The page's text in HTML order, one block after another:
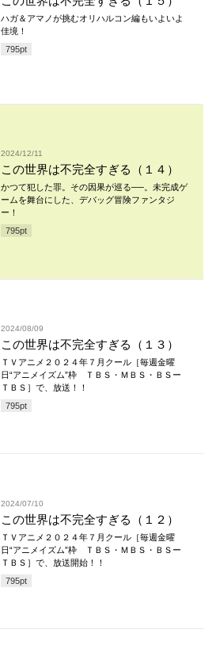
ハガ＆アマノが挑むオリハルコン編もいよいよ
佳境！
795pt
2024/12/11
この世界は不完全すぎる（１４）
かつて犯した罪。その因果が巡る──。未完成ゲ
ームを舞台にした、デバッグ冒険ファンタジ
ー！
795pt
2024/08/09
この世界は不完全すぎる（１３）
ＴＶアニメ２０２４年７月クール［毎週金曜
日“アニメイズム”枠 ＴＢＳ・ＭＢＳ・ＢＳー
ＴＢＳ］で、放送！！
795pt
2024/07/10
この世界は不完全すぎる（１２）
ＴＶアニメ２０２４年７月クール［毎週金曜
日“アニメイズム”枠 ＴＢＳ・ＭＢＳ・ＢＳー
ＴＢＳ］で、放送開始！！
795pt